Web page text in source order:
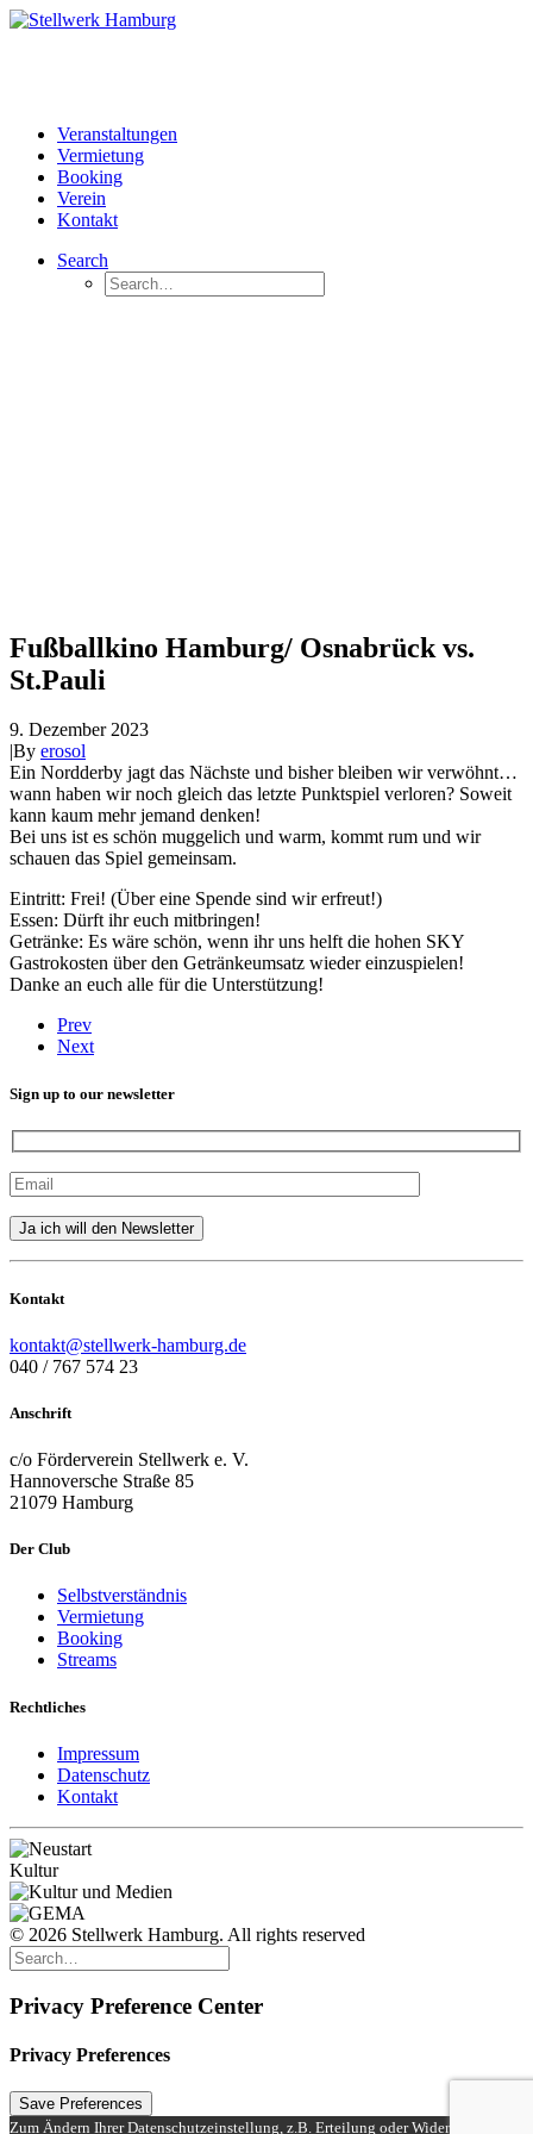
Veranstaltungen
Vermietung
Booking
Verein
Kontakt
Search
Fußballkino Hamburg/ Osnabrück vs.
St.Pauli
9. Dezember 2023
By erosol
Ein Nordderby jagt das Nächste und bisher bleiben wir verwöhnt…
wann haben wir noch gleich das letzte Punktspiel verloren? Soweit
kann kaum mehr jemand denken!
Bei uns ist es schön muggelich und warm, kommt rum und wir
schauen das Spiel gemeinsam.
Eintritt: Frei! (Über eine Spende sind wir erfreut!)
Essen: Dürft ihr euch mitbringen!
Getränke: Es wäre schön, wenn ihr uns helft die hohen SKY
Gastrokosten über den Getränkeumsatz wieder einzuspielen!
Danke an euch alle für die Unterstützung!
Prev
Next
Sign up to our newsletter
Kontakt
kontakt@stellwerk-hamburg.de
040 / 767 574 23
Anschrift
c/o Förderverein Stellwerk e. V.
Hannoversche Straße 85
21079 Hamburg
Der Club
Selbstverständnis
Vermietung
Booking
Streams
Rechtliches
Impressum
Datenschutz
Kontakt
© 2026 Stellwerk Hamburg. All rights reserved
Privacy Preference Center
Privacy Preferences
Zum Ändern Ihrer Datenschutzeinstellung, z.B. Erteilung oder Widerruf von